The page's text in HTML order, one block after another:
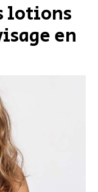
lotions
en